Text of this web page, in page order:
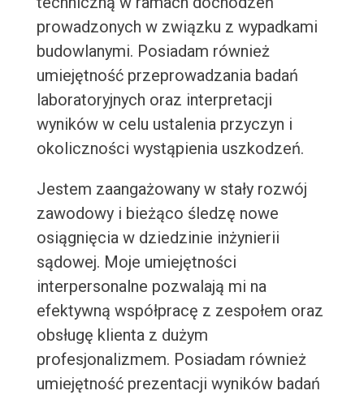
prowadzonych w związku z wypadkami
budowlanymi. Posiadam również
umiejętność przeprowadzania badań
laboratoryjnych oraz interpretacji
wyników w celu ustalenia przyczyn i
okoliczności wystąpienia uszkodzeń.
Jestem zaangażowany w stały rozwój
zawodowy i bieżąco śledzę nowe
osiągnięcia w dziedzinie inżynierii
sądowej. Moje umiejętności
interpersonalne pozwalają mi na
efektywną współpracę z zespołem oraz
obsługę klienta z dużym
profesjonalizmem. Posiadam również
umiejętność prezentacji wyników badań